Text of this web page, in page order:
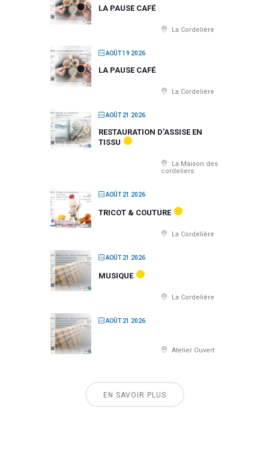
LA PAUSE CAFÉ
La Cordelière
AOÛT 19 2026
LA PAUSE CAFÉ
La Cordelière
AOÛT 21 2026
RESTAURATION D’ASSISE EN
TISSU
La Maison des
cordeliers
AOÛT 21 2026
TRICOT & COUTURE
La Cordelière
AOÛT 21 2026
MUSIQUE
La Cordelière
AOÛT 21 2026
Atelier Ouvert
EN SAVOIR PLUS